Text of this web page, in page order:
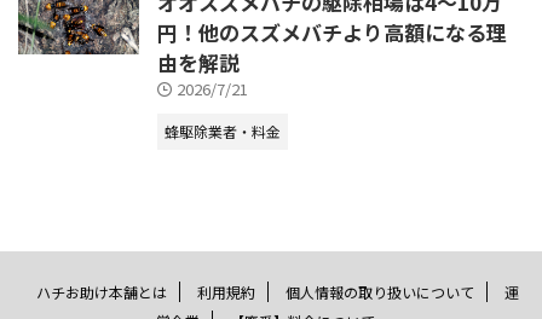
円！他のスズメバチより高額になる理
由を解説
2026/7/21
蜂駆除業者・料金
ハチお助け本舗とは 利用規約 個人情報の取り扱いについて
運